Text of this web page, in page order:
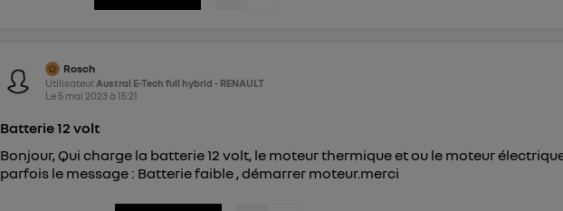
Rosch
Utilisateur Austral E-Tech full hybrid - RENAULT
Le 5 mai 2023 à15:21
Batterie 12 volt
Bonjour, Qui charge la batterie 12 volt, le moteur thermique et ou le moteur
parfois le message : Batterie faible , démarrer moteur.merci